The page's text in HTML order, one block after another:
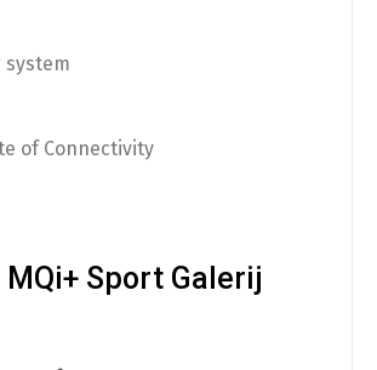
op ±54 km/u (gedoogde snelheid)
system
of Connectivity
MQi+ Sport Galerij